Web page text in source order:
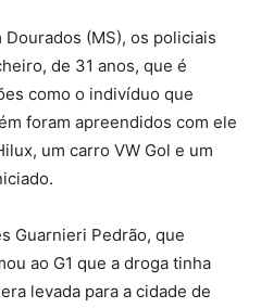
(MS), os policiais
de 31 anos, que é
como o indivíduo que
foram apreendidos com ele
um carro VW Gol e um
Guarnieri Pedrão, que
ao G1 que a droga tinha
levada para a cidade de